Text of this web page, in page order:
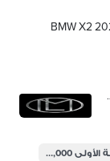
BMW X2
الجديدة
الأولى2,355,000 ج.م